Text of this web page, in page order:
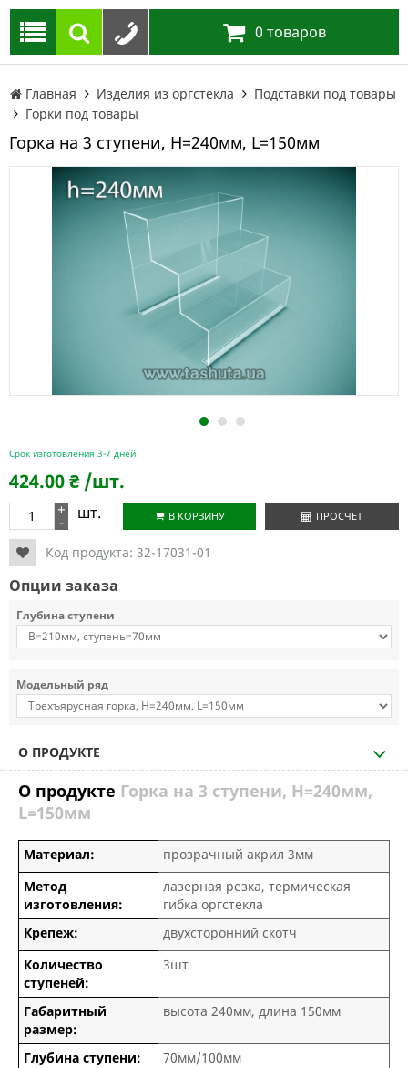
0 товаров
Главная Изделия из оргстекла
Подставки под товары
Горки под товары
Горка на 3 ступени, H=240мм, L=150мм
1 2 3
Срок изготовления 3-7 дней
424.00₴ /шт.
+
- шт. В КОРЗИНУ ПРОСЧЕТ
Код продукта: 32-17031-01
Опции заказа
Глубина ступени
Модельный ряд
О ПРОДУКТЕ
О продукте Горка на 3 ступени, H=240мм,
L=150мм
Материал:
прозрачный акрил 3мм
Метод
изготовления:
лазерная резка, термическая
гибка оргстекла
Крепеж:
двухсторонний скотч
Количество
ступеней:
3шт
Габаритный
размер:
высота 240мм, длина 150мм
Глубина ступени:
70мм/100мм